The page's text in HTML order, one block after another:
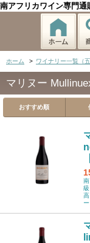
南アフリカワイン専門通
ホーム > ワイナリー一覧（五
マリヌー
おすすめ順
ー